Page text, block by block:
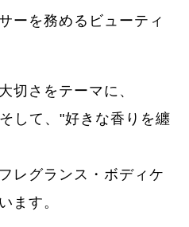
ーを務めるビューティ
切さをテーマに、
して、"好きな香りを纏
レグランス・ボディケ
ます。